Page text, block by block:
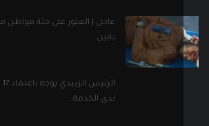
عاجل | العثور على جثة مواطن مقتول
بابين
الرئيس الزبيدي
لدى الخدمة...